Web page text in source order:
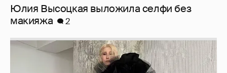
Юлия Высоцкая выложила селфи без
макияжа
2